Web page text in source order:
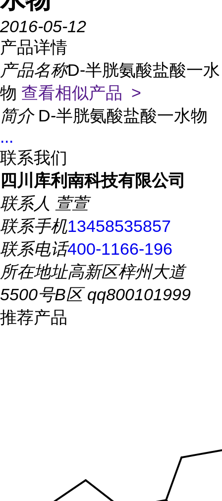
2016-05-12
产品详情
产品名称D-半胱氨酸盐酸一水
物 查看相似产品 >
简介 D-半胱氨酸盐酸一水物
...
联系我们
四川库利南科技有限公司
联系人 萱萱
联系手机13458535857
联系电话400-1166-196
所在地址高新区梓州大道
5500号B区 qq800101999
推荐产品